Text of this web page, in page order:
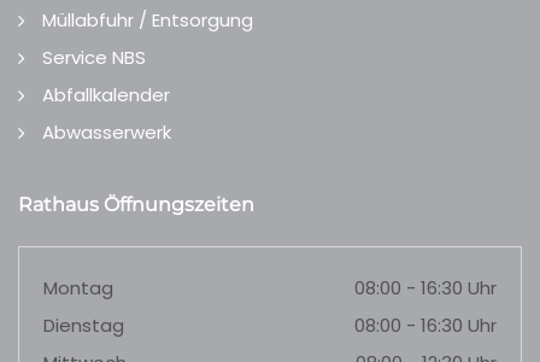
Müllabfuhr / Entsorgung
Service NBS
Abfallkalender
Abwasserwerk
Rathaus Öffnungszeiten
Montag
08:00 - 16:30 Uhr
Dienstag
08:00 - 16:30 Uhr